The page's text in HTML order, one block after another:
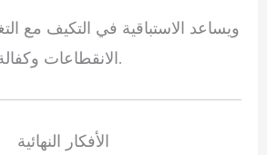
ويساعد الاستباقية في التكيف مع
الانقطاعات وكفالة سلاسة العمليات.
الأفكار النهائية